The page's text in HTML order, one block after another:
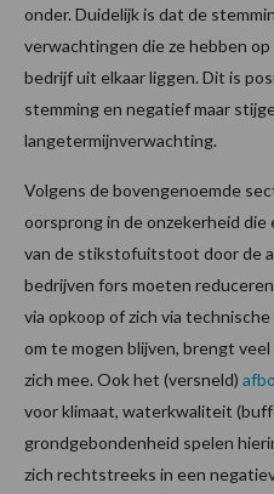
onder. Duidelijk is dat de
verwachtingen die ze hebben
bedrijf uit elkaar liggen. Dit is
stemming en negatief maar
langetermijnverwachting.
Volgens de bovengenoemde
oorsprong in de onzekerheid
van de stikstofuitstoot door de
bedrijven fors moeten
via opkoop of zich via
om te mogen blijven, brengt
zich mee. Ook het (versneld)
voor klimaat, waterkwaliteit
grondgebondenheid spelen
zich rechtstreeks in een